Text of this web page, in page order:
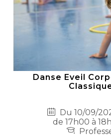
Danse Eveil
Du 10/09/
de 17h00 à